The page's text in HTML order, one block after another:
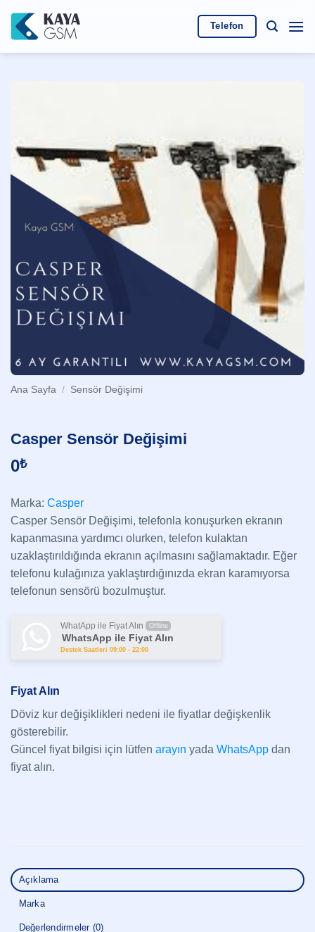
atla
Telefon
Ana Sayfa / Sensör Değişimi
Casper Sensör Değişimi
0₺
Marka: Casper
Casper Sensör Değişimi, telefonla konuşurken ekranın
kapanmasına yardımcı olurken, telefon kulaktan
uzaklaştırıldığında ekranın açılmasını sağlamaktadır. Eğer
telefonu kulağınıza yaklaştırdığınızda ekran karamıyorsa
telefonun sensörü bozulmuştur.
WhatApp ile Fiyat Alın Offline
WhatsApp ile Fiyat Alın
Destek Saatleri 09:00 - 22:00
Fiyat Alın
Döviz kur değişiklikleri nedeni ile fiyatlar değişkenlik
gösterebilir.
Güncel fiyat bilgisi için lütfen arayın yada WhatsApp dan
fiyat alın.
Açıklama
Marka
Değerlendirmeler (0)